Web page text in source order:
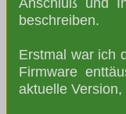
beschreiben.
Erstmal war ich
Firmware
aktuelle